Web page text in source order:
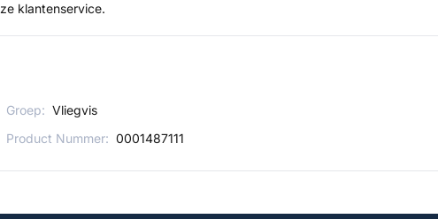
klantenservice.
Groep: Vliegvis
Product Nummer: 0001487111